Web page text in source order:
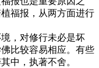
福报，从两方面进行
，对修行未必是坏
比较容易相应。有些
中，执著不舍。